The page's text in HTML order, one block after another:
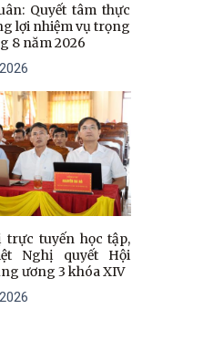
Quyết tâm thực
lợi nhiệm vụ trọng
8 năm 2026
trực tuyến học tập,
Nghị quyết Hội
ương 3 khóa XIV